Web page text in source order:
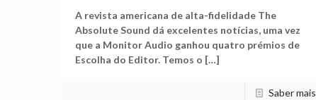
A revista americana de alta-fidelidade The
Absolute Sound dá excelentes notícias, uma vez
que a Monitor Audio ganhou quatro prémios de
Escolha do Editor. Temos o […]
Saber mais